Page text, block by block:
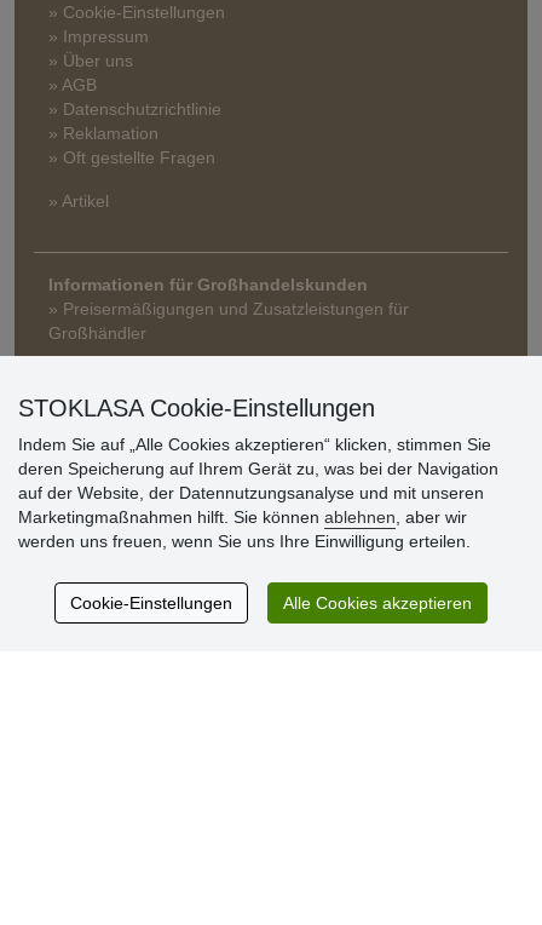
» Cookie-Einstellungen
» Impressum
» Über uns
» AGB
» Datenschutzrichtlinie
» Reklamation
» Oft gestellte Fragen
» Artikel
Informationen für Großhandelskunden
» Preisermäßigungen und Zusatzleistungen für
Großhändler
Kundenbewertung
Sehr schöne Ware zu günstigen Preisen. Sehr
STOKLASA Cookie-Einstellungen
Indem Sie auf „Alle Cookies akzeptieren“ klicken, stimmen Sie
deren Speicherung auf Ihrem Gerät zu, was bei der Navigation
auf der Website, der Datennutzungsanalyse und mit unseren
Marketingmaßnahmen hilft. Sie können ablehnen , aber wir
werden uns freuen, wenn Sie uns Ihre Einwilligung erteilen.
Cookie-Einstellungen Alle Cookies akzeptieren